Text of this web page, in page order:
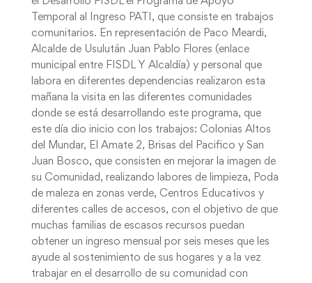
Temporal al Ingreso PATI, que consiste en trabajos
comunitarios. En representación de Paco Meardi,
Alcalde de Usulután Juan Pablo Flores (enlace
municipal entre FISDL Y Alcaldía) y personal que
labora en diferentes dependencias realizaron esta
mañana la visita en las diferentes comunidades
donde se está desarrollando este programa, que
este día dio inicio con los trabajos: Colonias Altos
del Mundar, El Amate 2, Brisas del Pacifico y San
Juan Bosco, que consisten en mejorar la imagen de
su Comunidad, realizando labores de limpieza, Poda
de maleza en zonas verde, Centros Educativos y
diferentes calles de accesos, con el objetivo de que
muchas familias de escasos recursos puedan
obtener un ingreso mensual por seis meses que les
ayude al sostenimiento de sus hogares y a la vez
trabajar en el desarrollo de su comunidad con